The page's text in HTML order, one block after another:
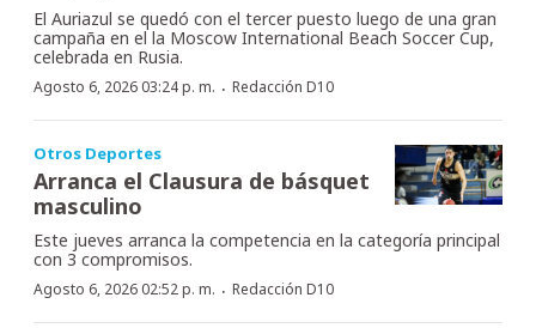
El Auriazul se quedó con el tercer puesto luego de una gran
campaña en el la Moscow International Beach Soccer Cup,
celebrada en Rusia.
Agosto 6, 2026 03:24 p. m. · Redacción D10
Otros Deportes
Arranca el Clausura de básquet
masculino
Este jueves arranca la competencia en la categoría principal
con 3 compromisos.
Agosto 6, 2026 02:52 p. m. · Redacción D10